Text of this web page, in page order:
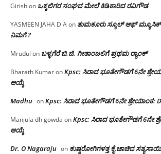
Girishon ಒಕ್ಕಲಿಗರ ಸಂಘದ ಮೇಲೆ ಕಿಡಿಕಾರಿದ ರವಿಗೌಡ
YASMEEN JAHA D Aon ತುಮಕೂರು ಸ್ಕೂಲ್ ಆಫ್ ಮ್ಯೂಸಿಕ್
ನಿಮಗೆ ?
Mrudul on ಬಳ್ಳಗೆರೆ ಬಿ.ಜಿ. ಗೀತಾಂಜಲಿಗೆ ಪ್ರಥಮ ರ‌್ಯಾಂಕ್
Bharath KumaronKpsc: ಸಿರಾದ ಭೂತೇಗೌಡಗೆ 6ನೇ
ಆಯ್ಕೆ
Madhu onKpsc: ಸಿರಾದ ಭೂತೇಗೌಡಗೆ 6ನೇ ಶ್ರೇಯಾಂಕ:
Manjula dh gowda onKpsc: ಸಿರಾದ ಭೂತೇಗೌಡಗೆ 6ನೇ
ಆಯ್ಕೆ
Dr. O Nagaraju on ಕುಷ್ಠರೋಗಿಗಳತ್ತ ಕೈ ಚಾಚಿದ